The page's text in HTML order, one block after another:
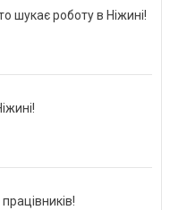
шукає роботу в Ніжині!